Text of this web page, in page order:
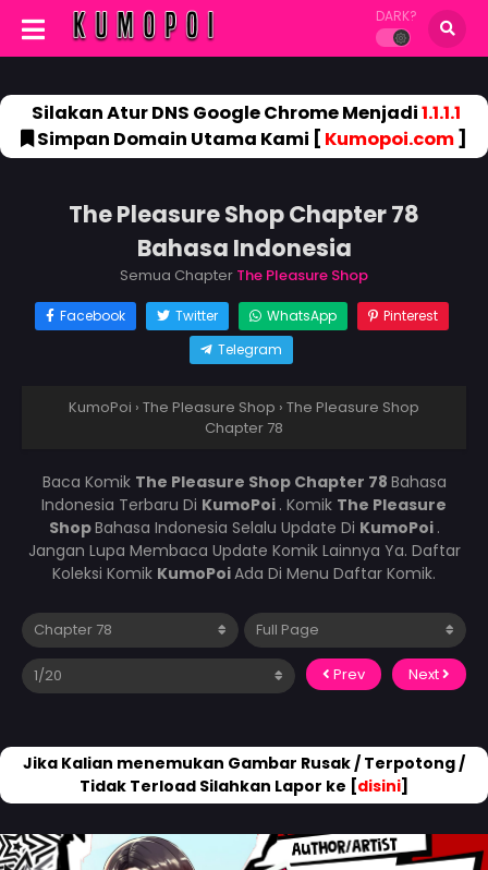
DARK?
Silakan Atur DNS Google Chrome Menjadi1.1.1.1
Simpan Domain Utama Kami [ Kumopoi.com]
The Pleasure Shop Chapter 78
Bahasa Indonesia
Semua Chapter The Pleasure Shop
Facebook Twitter WhatsApp
Pinterest
Telegram
KumoPoi › The Pleasure Shop › The Pleasure Shop
Chapter 78
Baca Komik The Pleasure Shop Chapter 78 Bahasa
Indonesia Terbaru Di KumoPoi . Komik The Pleasure
ShopBahasa Indonesia Selalu Update Di KumoPoi .
Jangan Lupa Membaca Update Komik Lainnya Ya. Daftar
Koleksi Komik KumoPoiAda Di Menu Daftar Komik.
Prev Next
Jika Kalian menemukan Gambar Rusak / Terpotong /
Tidak Terload Silahkan Lapor ke [disini]